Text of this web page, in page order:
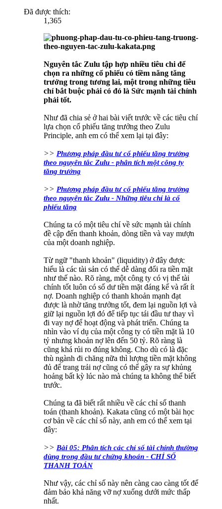
Đã được thích:
1,365
Nguyên tắc Zulu tập hợp nhiều tiêu chi để
chọn ra những cổ phiếu có tiềm năng tăng
trưởng trong tương lai, một trong những tiêu
chí bắt buộc phải có đó là Sức mạnh tài chính
phải tốt.
Như đã chia sẻ ở hai bài viết trước về các tiêu chí
lựa chọn cổ phiếu tăng trưởng theo Zulu
Principle, anh em có thể xem lại tại đây:
>> Phương pháp đầu tư cổ phiếu tăng trưởng
theo nguyên tắc Zulu - phân tích một công ty
tăng trưởng
>> Phương pháp đầu tư cổ phiếu tăng trưởng
theo nguyên tắc Zulu - Những tiêu chí là cổ
phiếu tăng
Chúng ta có một tiêu chí về sức mạnh tài chính
đề cập đến thanh khoản, dòng tiền và vay mượn
của một doanh nghiệp.
Từ ngữ "thanh khoản" (liquidity) ở đây được
hiểu là các tài sản có thể dễ dàng đổi ra tiền mặt
như thế nào. Rõ ràng, một công ty có vị thế tài
chính tốt luôn có số dư tiền mặt đáng kể và rất ít
nợ. Doanh nghiệp có thanh khoản mạnh đạt
được là nhờ tăng trưởng tốt, đem lại nguồn lợi và
giữ lại nguồn lợi đó để tiếp tục tái đầu tư thay vì
đi vay nợ để hoạt động và phát triển. Chúng ta
nhìn vào ví dụ của một công ty có tiền mặt là 10
tỷ nhưng khoản nợ lên đến 50 tỷ. Rõ ràng là
cũng khá rủi ro đúng không. Cho dù có là đặc
thù ngành đi chăng nữa thì lượng tiền mặt không
đủ để trang trải nợ cũng có thể gây ra sự khủng
hoảng bất kỳ lúc nào mà chúng ta không thể biết
trước.
Chúng ta đã biết rất nhiều về các chỉ số thanh
toán (thanh khoản). Kakata cũng có một bài học
cơ bản về các chỉ số này, anh em có thể xem tại
đây:
>> Bài 05: Phân tích các chỉ số tài chính thường
dùng trong đầu tư chứng khoán - CHỈ SỐ
THANH TOÁN
Như vậy, các chỉ số này nên càng cao càng tốt để
đảm bảo khả năng vỡ nợ xuống dưới mức thấp
nhất.